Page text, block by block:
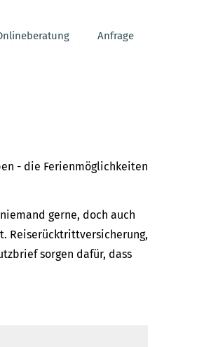
Anfrage
- die Ferienmöglichkeiten
gerne, doch auch
Reiserücktrittversicherung,
sorgen dafür, dass